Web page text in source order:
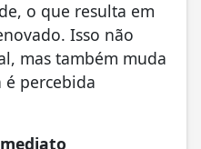
o que resulta em
Isso não
mas também muda
é percebida